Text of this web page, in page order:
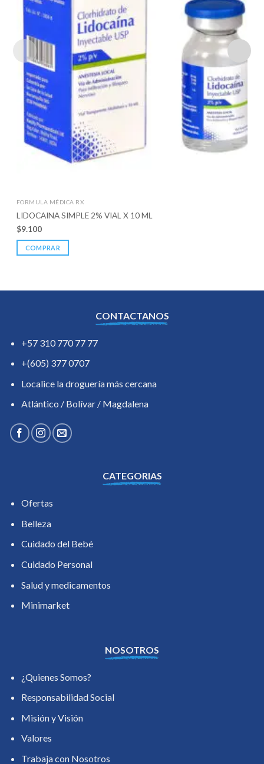
FORMULA MÉDICA RX
LIDOCAINA SIMPLE 2% VIAL X 10 ML
$9.100
COMPRAR
CONTACTANOS
+57 310 770 77 77
+(605) 377 0707
Localice la droguería más cercana
Atlántico / Bolívar / Magdalena
CATEGORIAS
Ofertas
Belleza
Cuidado del Bebé
Cuidado Personal
Salud y medicamentos
Minimarket
NOSOTROS
¿Quienes Somos?
Responsabilidad Social
Misión y Visión
Valores
Trabaja con Nosotros